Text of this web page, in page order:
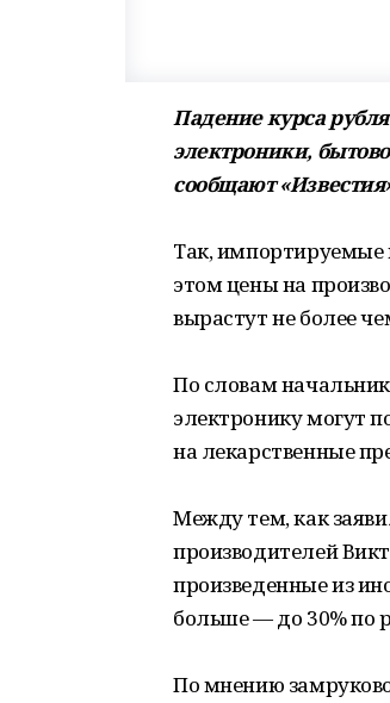
Падение курса
электроники,
сообщают
Так, импортируемые
этом цены на
вырастут не более
По словам
электронику могут
на лекарственные
Между тем, как
производителей
произведенные из
больше — до 30% по
По мнению